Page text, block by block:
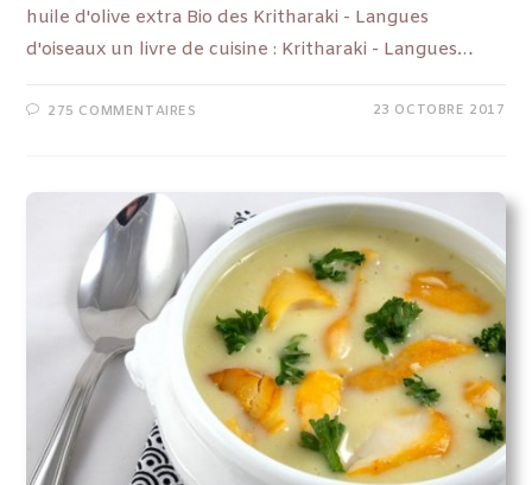
huile d'olive extra Bio des Kritharaki - Langues
d'oiseaux un livre de cuisine : Kritharaki - Langues…
275 COMMENTAIRES 23 OCTOBRE 2017